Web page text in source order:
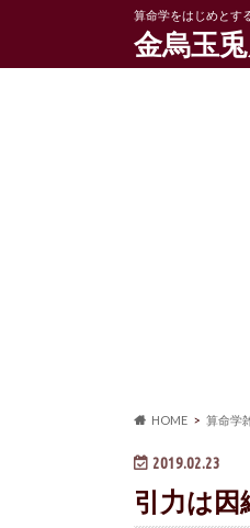
算命学をはじめとす
金烏玉
HOME 算命学
2019.02.23
引力は